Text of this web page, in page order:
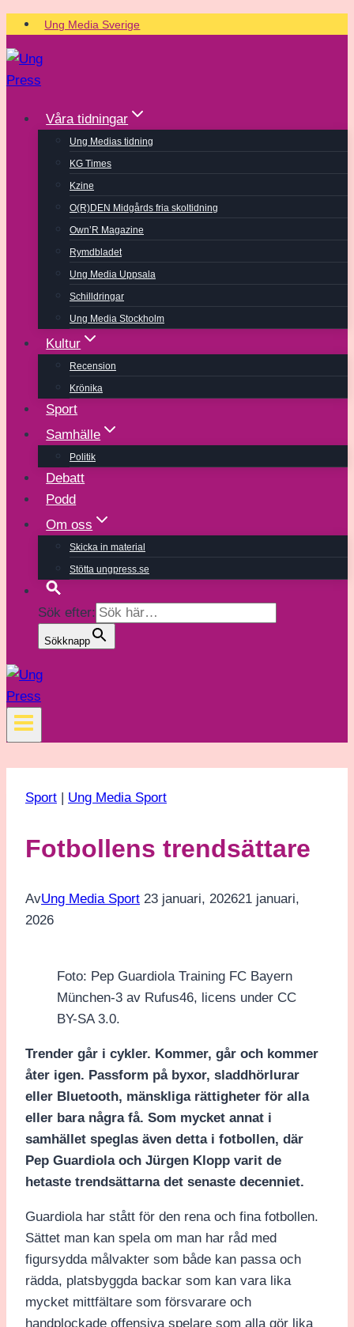
Skip
to
content
Ung Media Sverige
Våra tidningar
Ung Medias tidning
KG Times
Kzine
O(R)DEN Midgårds fria skoltidning
Own’R Magazine
Rymdbladet
Ung Media Uppsala
Schilldringar
Ung Media Stockholm
Kultur
Recension
Krönika
Sport
Samhälle
Politik
Debatt
Podd
Om oss
Skicka in material
Stötta ungpress.se
Sök efter:
Sökknapp
Sport Ung Media Sport
Fotbollens trendsättare
AvUng Media Sport 23 januari, 202621 januari,
2026
Foto: Pep Guardiola Training FC Bayern
München-3 av Rufus46, licens under CC
BY-SA 3.0.
Trender går i cykler. Kommer, går och kommer
åter igen. Passform på byxor, sladdhörlurar
eller Bluetooth, mänskliga rättigheter för alla
eller bara några få. Som mycket annat i
samhället speglas även detta i fotbollen, där
Pep Guardiola och Jürgen Klopp varit de
hetaste trendsättarna det senaste decenniet.
Guardiola har stått för den rena och fina fotbollen.
Sättet man kan spela om man har råd med
figursydda målvakter som både kan passa och
rädda, platsbyggda backar som kan vara lika
mycket mittfältare som försvarare och
handplockade offensiva spelare som alla gör lika